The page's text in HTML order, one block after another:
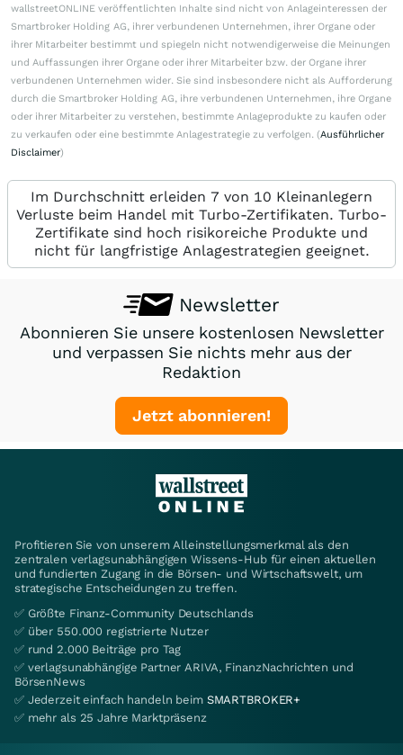
wallstreetONLINE veröffentlichten Inhalte sind nicht von Anlageinteressen der
Smartbroker Holding AG, ihrer verbundenen Unternehmen, ihrer Organe oder
ihrer Mitarbeiter bestimmt und spiegeln nicht notwendigerweise die Meinungen
und Auffassungen ihrer Organe oder ihrer Mitarbeiter bzw. der Organe ihrer
verbundenen Unternehmen wider. Sie sind insbesondere nicht als Aufforderung
durch die Smartbroker Holding AG, ihre verbundenen Unternehmen, ihre Organe
oder ihrer Mitarbeiter zu verstehen, bestimmte Anlageprodukte zu kaufen oder
zu verkaufen oder eine bestimmte Anlagestrategie zu verfolgen. (Ausführlicher
Disclaimer)
Im Durchschnitt erleiden 7 von 10 Kleinanlegern
Verluste beim Handel mit Turbo-Zertifikaten. Turbo-
Zertifikate sind hoch risikoreiche Produkte und
nicht für langfristige Anlagestrategien geeignet.
Newsletter
Abonnieren Sie unsere kostenlosen Newsletter
und verpassen Sie nichts mehr aus der
Redaktion
Jetzt abonnieren!
Profitieren Sie von unserem Alleinstellungsmerkmal als den
zentralen verlagsunabhängigen Wissens-Hub für einen aktuellen
und fundierten Zugang in die Börsen- und Wirtschaftswelt, um
strategische Entscheidungen zu treffen.
✅ Größte Finanz-Community Deutschlands
✅ über 550.000 registrierte Nutzer
✅ rund 2.000 Beiträge pro Tag
✅ verlagsunabhängige Partner ARIVA, FinanzNachrichten und
BörsenNews
✅ Jederzeit einfach handeln beim SMARTBROKER+
✅ mehr als 25 Jahre Marktpräsenz